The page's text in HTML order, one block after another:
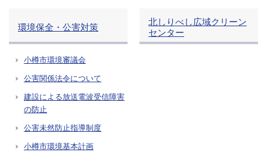
環境保全・公害対策
小樽市環境審議会
公害関係法令について
建設による放送電波受信障害
の防止
公害未然防止指導制度
小樽市環境基本計画
北しりべし広域クリーン
センター